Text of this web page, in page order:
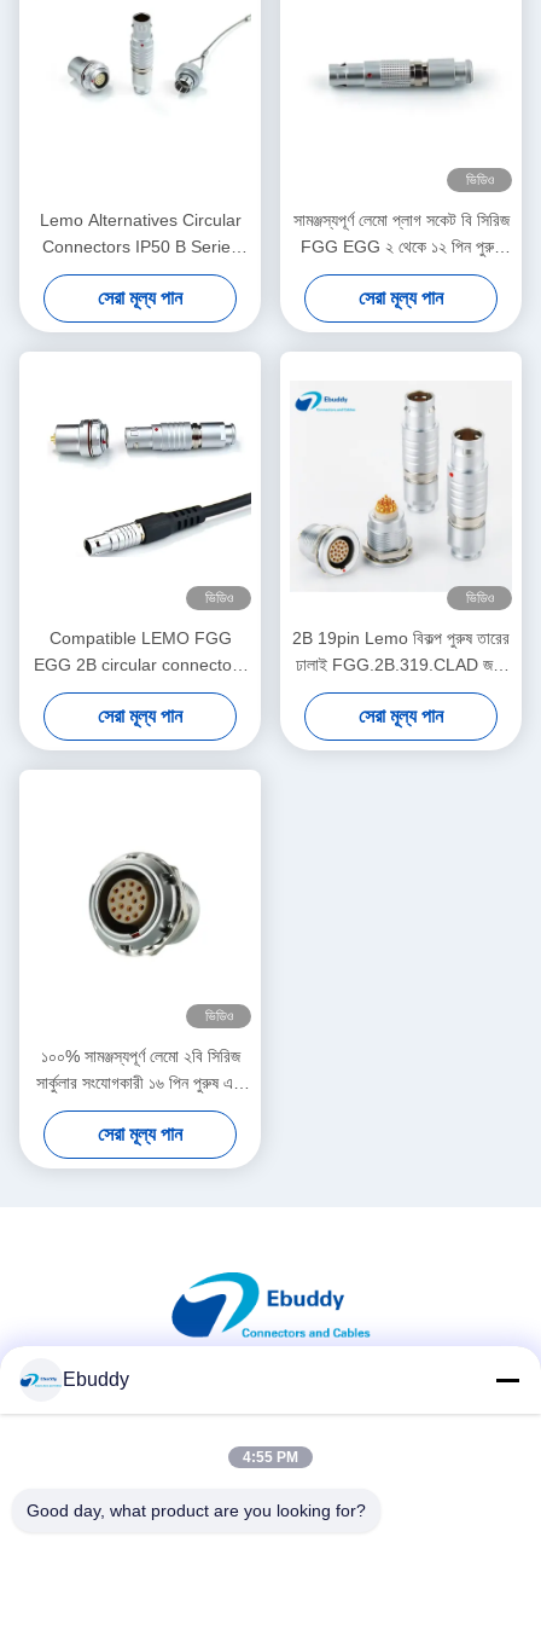
Lemo Alternatives Circular
Connectors IP50 B Series
Socket Plug with Dust-proof
Cover
সেরা মূল্য পান
ভিডিও
সামঞ্জস্যপূর্ণ লেমো প্লাগ সকেট বি সিরিজ
FGG EGG ২ থেকে ১২ পিন পুরুষ
মহিলা সংযোগকারী সোলার পাওয়ার
সিস্টেমের জন্য
সেরা মূল্য পান
ভিডিও
Compatible LEMO FGG
EGG 2B circular connectors
Male And Female With
Customized Cable Assmebly
Manufacturer
সেরা মূল্য পান
ভিডিও
2B 19pin Lemo বিকল্প পুরুষ তারের
ঢালাই FGG.2B.319.CLAD জন্য
প্লাগ
সেরা মূল্য পান
ভিডিও
১০০% সামঞ্জস্যপূর্ণ লেমো ২বি সিরিজ
সার্কুলার সংযোগকারী ১৬ পিন পুরুষ এবং
মহিলা
সেরা মূল্য পান
দ্রুত যোগাযোগ
Ebuddy
4:55 PM
Good day, what product are you looking for?